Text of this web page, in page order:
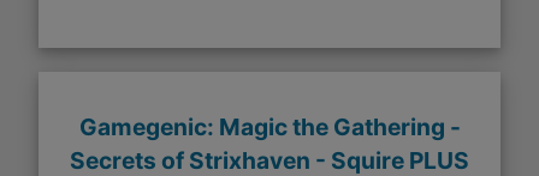
Gamegenic: Magic the Gathering -
Secrets of Strixhaven - Squire PLUS